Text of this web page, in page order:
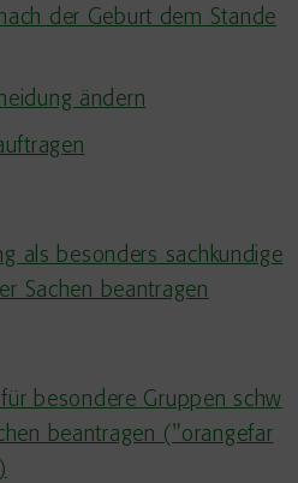
der Geburt dem Stande
ändern
als besonders sachkundige
Sachen beantragen
besondere Gruppen schw
beantragen ("orangefar